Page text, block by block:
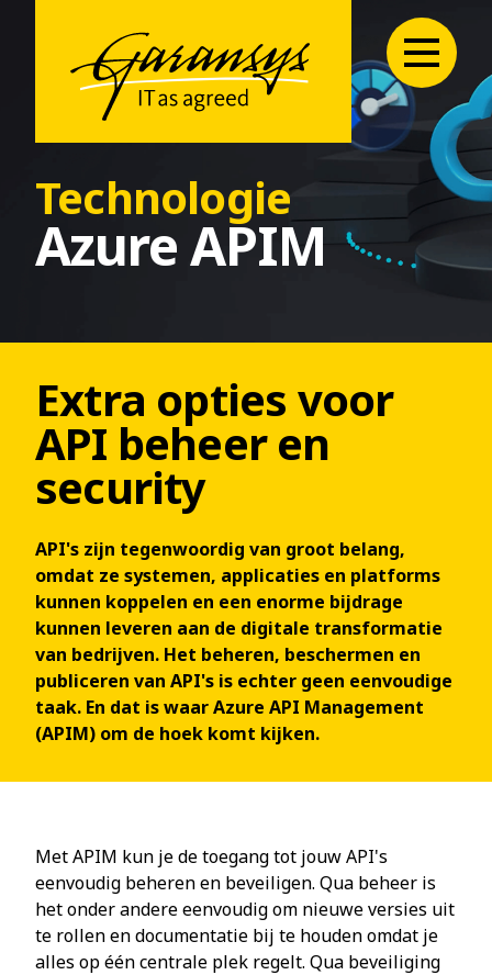
Technologie
Azure APIM
Extra opties voor
API beheer en
security
API's zijn tegenwoordig van groot belang,
omdat ze systemen, applicaties en platforms
kunnen koppelen en een enorme bijdrage
kunnen leveren aan de digitale transformatie
van bedrijven. Het beheren, beschermen en
publiceren van API's is echter geen eenvoudige
taak. En dat is waar Azure API Management
(APIM) om de hoek komt kijken.
Met APIM kun je de toegang tot jouw API's
eenvoudig beheren en beveiligen. Qua beheer is
het onder andere eenvoudig om nieuwe versies uit
te rollen en documentatie bij te houden omdat je
alles op één centrale plek regelt. Qua beveiliging